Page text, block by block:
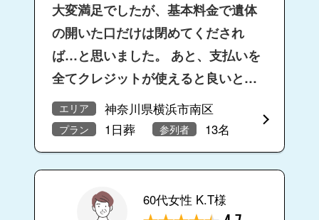
大変満足でしたが、基本料金で遺体
の開いた口だけは閉めてくだされ
ば…と思いました。 あと、支払いを
全てクレジットが使えると良いと思
いました。
エリア 神奈川県横浜市南区
プラン 1日葬 参列者 13名
60代女性 K.T様